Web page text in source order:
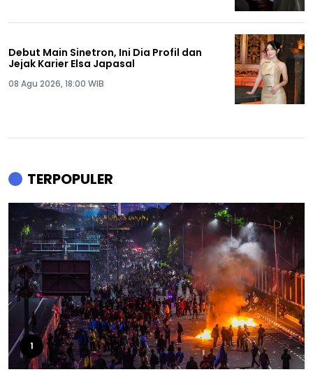
Debut Main Sinetron, Ini Dia Profil dan
Jejak Karier Elsa Japasal
08 Agu 2026, 18:00 WIB
TERPOPULER
1